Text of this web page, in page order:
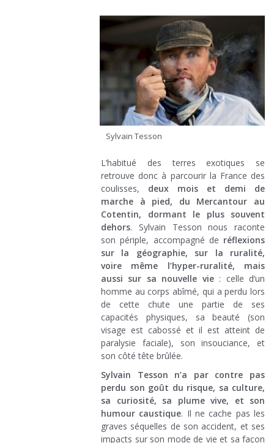
Sylvain Tesson
L’habitué des terres exotiques se
retrouve donc à parcourir la France des
coulisses, deux mois et demi de
marche à pied, du Mercantour au
Cotentin, dormant le plus souvent
dehors. Sylvain Tesson nous raconte
son périple, accompagné de réflexions
sur la géographie, sur la ruralité,
voire même l’hyper-ruralité, mais
aussi sur sa nouvelle vie: celle d’un
homme au corps abîmé, qui a perdu lors
de cette chute une partie de ses
capacités physiques, sa beauté (son
visage est cabossé et il est atteint de
paralysie faciale), son insouciance, et
son côté tête brûlée.
Sylvain Tesson n’a par contre pas
perdu son goût du risque, sa culture,
sa curiosité, sa plume vive, et son
humour caustique. Il ne cache pas les
graves séquelles de son accident, et ses
impacts sur son mode de vie et sa façon